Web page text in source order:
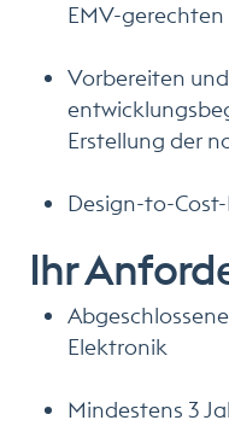
EMV-
Vorbereiten
Erstellung der
Design-to-
Ihr
Elektronik
Mindestens 3